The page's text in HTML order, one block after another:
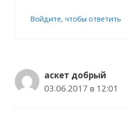
Войдите, чтобы ответить
аскет добрый
03.06.2017 в 12:01